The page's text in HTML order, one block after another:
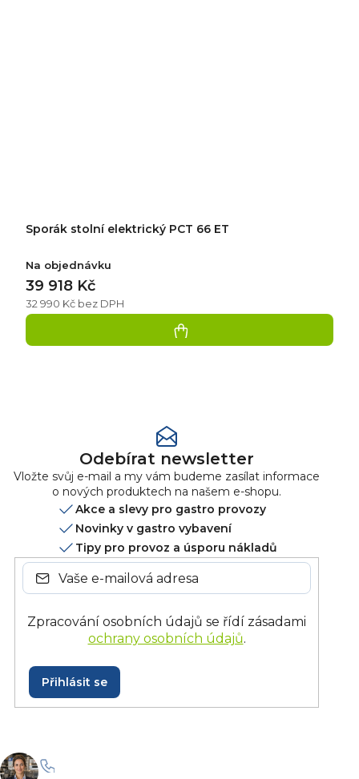
Sporák stolní elektrický PCT 66 ET
Na objednávku
32 990 Kč bez DPH
39 918 Kč
Odebírat newsletter
Vložte svůj e-mail a my vám budeme zasílat informace
o nových produktech na našem e-shopu.
Akce a slevy pro gastro provozy
Novinky v gastro vybavení
Tipy pro provoz a úsporu nákladů
Zpracování osobních údajů se řídí zásadami
ochrany osobních údajů.
Přihlásit se